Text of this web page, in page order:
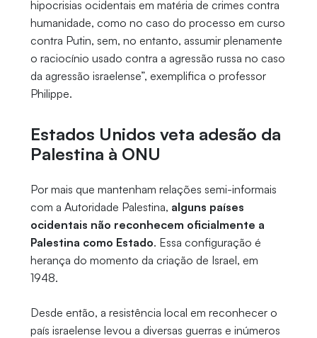
hipocrisias ocidentais em matéria de crimes contra
humanidade, como no caso do processo em curso
contra Putin, sem, no entanto, assumir plenamente
o raciocínio usado contra a agressão russa no caso
da agressão israelense”, exemplifica o professor
Philippe.
Estados Unidos veta adesão da
Palestina à ONU
Por mais que mantenham relações semi-informais
com a Autoridade Palestina, alguns países
ocidentais não reconhecem oficialmente a
Palestina como Estado. Essa configuração é
herança do momento da criação de Israel, em
1948.
Desde então, a resistência local em reconhecer o
país israelense levou a diversas guerras e inúmeros